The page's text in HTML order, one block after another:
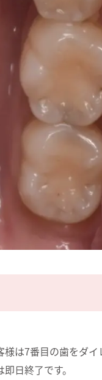
様は7番目の歯をダ
日終了です。